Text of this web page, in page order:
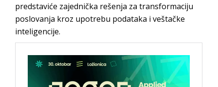
predstaviće zajednička rešenja za transformaciju
poslovanja kroz upotrebu podataka i veštačke
inteligencije.